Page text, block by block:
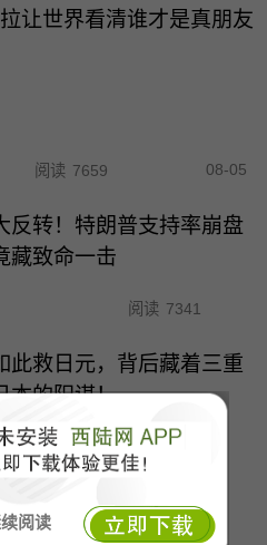
阅读
让世界看清谁才是真朋友
阅读 7659 08-05
反转！特朗普支持率崩盘
藏致命一击
阅读 7341
此救日元，背后藏着三重
本的阳谋！
阅读 6148
”，这仗还怎么打？